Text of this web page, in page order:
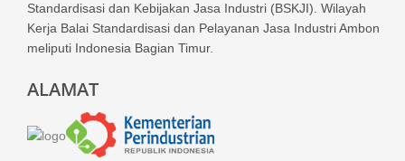
Standardisasi dan Kebijakan Jasa Industri (BSKJI). Wilayah
Kerja Balai Standardisasi dan Pelayanan Jasa Industri Ambon
meliputi Indonesia Bagian Timur.
ALAMAT